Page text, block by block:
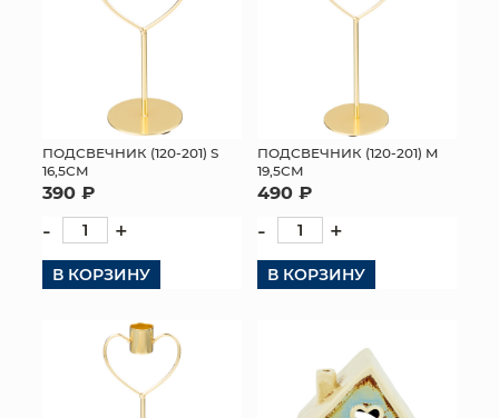
КОРЗИНЫ
ЯЩИКИ
СУНДУКИ
ИСКУССТВЕННЫЕ ЦВЕТЫ
ПОДСВЕЧНИК (120-201) S
16,5СМ
390 ₽
- +
В КОРЗИНУ
ПОДСВЕЧНИК (120-201) M
19,5СМ
490 ₽
- +
В КОРЗИНУ